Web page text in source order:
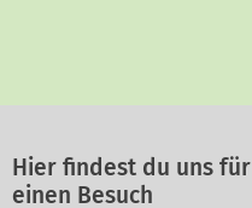
Hier findest du uns für
einen Besuch